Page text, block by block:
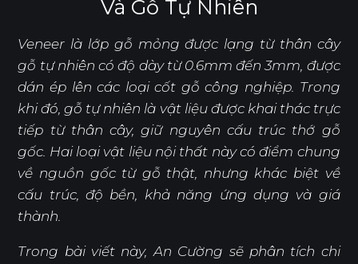
Và Gỗ Tự Nhiên
Veneer là lớp gỗ mỏng được lạng từ thân cây
gỗ tự nhiên có độ dày từ 0.6mm đến 3mm, được
dán ép lên các loại cốt gỗ công nghiệp. Trong
khi đó, gỗ tự nhiên là vật liệu được khai thác trực
tiếp từ thân cây, giữ nguyên cấu trúc thớ gỗ
gốc. Hai loại vật liệu nội thất này có điểm chung
về nguồn gốc từ gỗ thật, nhưng khác biệt về
cấu trúc, độ bền, khả năng ứng dụng và giá
thành.
Trong bài viết này, An Cường sẽ phân tích chi